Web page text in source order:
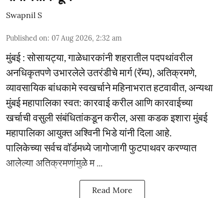
Swapnil S
Published on: 07 Aug 2026, 2:32 am
मुंबई : सोसायट्या, गाळेधारकांनी शहरातील पदपथांवरील
अनधिकृतपणे उभारलेले उतरंडीचे मार्ग (रॅम्प), अतिक्रमणे,
व्यावसायिक बांधकामे स्वखर्चाने महिनाभरात हटवावीत, अन्यथा
मुंबई महापालिका स्वत: कारवाई करील आणि कारवाईच्या
खर्चाची वसुली संबंधितांकडून करील, असा कडक इशारा मुंबई
महापालिका आयुक्त अश्विनी भिडे यांनी दिला आहे.
पालिकेच्या सर्वच वॉर्डमध्ये जागोजागी फुटपाथवर करण्यात
आलेल्या अतिक्रमणांमुळे म ...
Read More